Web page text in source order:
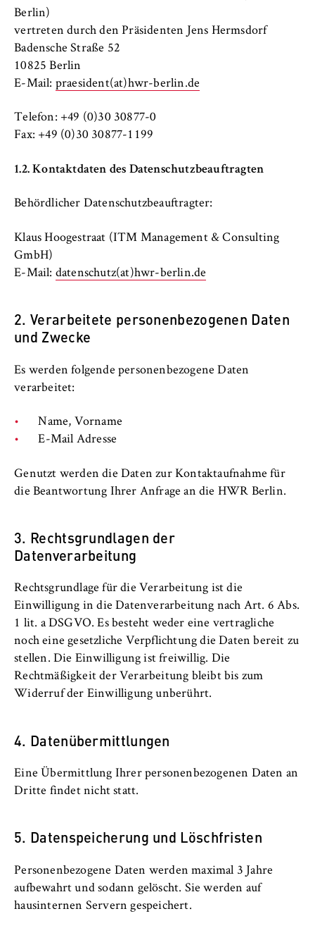
n
B
e
r
i
n
c
h
o
o
l
o
f
c
o
o
m
c
s
n
d
a
w
Berlin)
vertreten durch den Präsidenten Jens Hermsdorf
Badensche Straße 52
10825 Berlin
E-Mail: praesident(at)hwr-berlin.de
Telefon: +49 (0)30 30877-0
Fax: +49 (0)30 30877-1199
1.2. Kontaktdaten des Datenschutzbeauftragten
Behördlicher Datenschutzbeauftragter:
Klaus Hoogestraat (ITM Management & Consulting
GmbH)
E-Mail: datenschutz(at)hwr-berlin.de
2. Verarbeitete personenbezogenen Daten
und Zwecke
Es werden folgende personenbezogene Daten
verarbeitet:
Name, Vorname
E-Mail Adresse
Genutzt werden die Daten zur Kontaktaufnahme für
die Beantwortung Ihrer Anfrage an die HWR Berlin.
3. Rechtsgrundlagen der
Datenverarbeitung
Rechtsgrundlage für die Verarbeitung ist die
Einwilligung in die Datenverarbeitung nach Art. 6 Abs.
1 lit. a DSGVO. Es besteht weder eine vertragliche
noch eine gesetzliche Verpflichtung die Daten bereit zu
stellen. Die Einwilligung ist freiwillig. Die
Rechtmäßigkeit der Verarbeitung bleibt bis zum
Widerruf der Einwilligung unberührt.
4. Datenübermittlungen
Eine Übermittlung Ihrer personenbezogenen Daten an
Dritte findet nicht statt.
5. Datenspeicherung und Löschfristen
Personenbezogene Daten werden maximal 3 Jahre
aufbewahrt und sodann gelöscht. Sie werden auf
hausinternen Servern gespeichert.
Betreiber dieser Website
Zweck:
Speichert den Zustimmungsstatus des
Domäne. Dadurch wird verhindert, dass das
Cookie-Banner bei jedem erneuten Aufruf
der Website wiederholt angezeigt wird.
Cookie Laufzeit:
TYPO3 Frontend Nutzer
Name:
fe_typo_user
Anbieter:
Betreiber dieser Website
Dient der Identifizierung der
Browsersitzung für eingeloggte Frontend-
Mitgliederbereich). Er speichert die
Session-ID und sorgt dafür, dass der Nutzer
Cookie Laufzeit:
Für die Dauer der Browsersitzung
MARKETING
Youtube
Name:
VISITOR_INFO1_LIVE, YSC, yt-remote-
connected-devices
Anbieter:
Google Ireland Limited
Erlaubt das Anzeigen und Abspielen von
an Google übertragen und Cookies gesetzt
werden.
bis zu 2 Jahre
STATISTIK